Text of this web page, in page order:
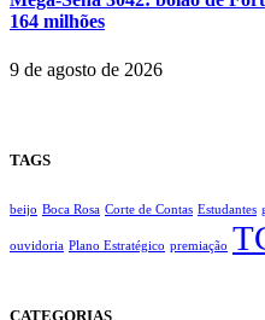
164 milhões
9 de agosto de 2026
TAGS
beijo Boca Rosa Corte de Contas Estudantes
ouvidoria Plano Estratégico premiação
CATEGORIAS